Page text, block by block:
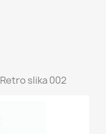
Retro slika 002